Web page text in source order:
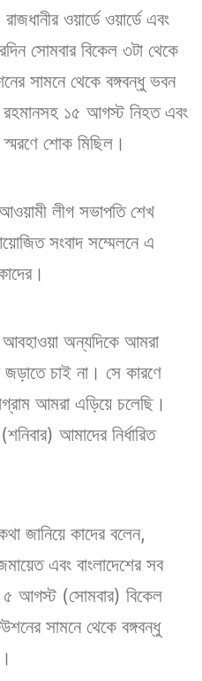
ওয়ার্ডে ওয়ার্ডে এবং
সোমবার বিকেল ৩টা থেকে
সামনে থেকে বঙ্গবন্ধু ভবন
রহমানসহ ১৫ আগস্ট নিহত এবং
স্মরণে শোক মিছিল।
লীগ সভাপতি শেখ
সংবাদ সম্মেলনে এ
আবহাওয়া অন্যদিকে আমরা
চাই না। সে কারণে
আমরা এড়িয়ে চলেছি।
আমাদের নির্ধারিত
জানিয়ে কাদের বলেন,
এবং বাংলাদেশের সব
৫ আগস্ট (সোমবার) বিকেল
সামনে থেকে বঙ্গবন্ধু